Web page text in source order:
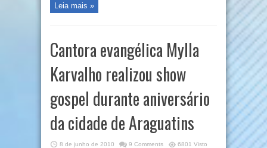
Leia mais »
Cantora evangélica Mylla
Karvalho realizou show
gospel durante aniversário
da cidade de Araguatins
8 de junho de 2010 9 Comments 6801 Visto